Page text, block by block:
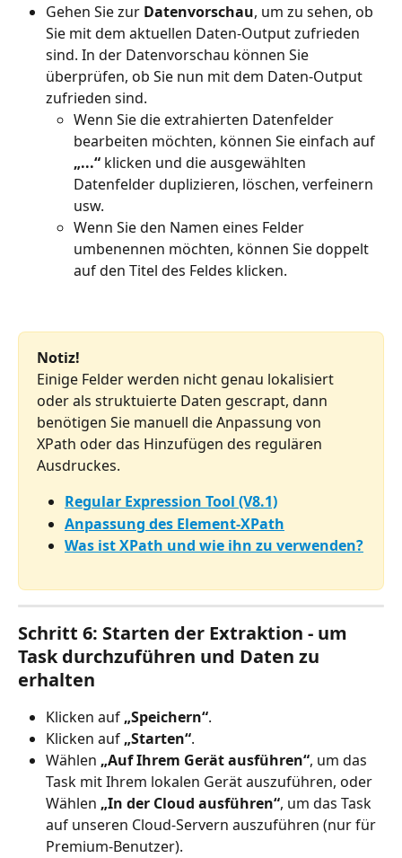
Gehen Sie zur Datenvorschau, um zu sehen, ob
Sie mit dem aktuellen Daten-Output zufrieden
sind. In der Datenvorschau können Sie
überprüfen, ob Sie nun mit dem Daten-Output
zufrieden sind.
Wenn Sie die extrahierten Datenfelder
bearbeiten möchten, können Sie einfach auf
„...“ klicken und die ausgewählten
Datenfelder duplizieren, löschen, verfeinern
usw.
Wenn Sie den Namen eines Felder
umbenennen möchten, können Sie doppelt
auf den Titel des Feldes klicken.
Notiz!
Einige Felder werden nicht genau lokalisiert
oder als struktuierte Daten gescrapt, dann
benötigen Sie manuell die Anpassung von
XPath oder das Hinzufügen des regulären
Ausdruckes.
Regular Expression Tool (V8.1)
Anpassung des Element-XPath
Was ist XPath und wie ihn zu verwenden?
Schritt 6: Starten der Extraktion - um
Task durchzuführen und Daten zu
erhalten
Klicken auf „Speichern“.
Klicken auf „Starten“.
Wählen „Auf Ihrem Gerät ausführen“, um das
Task mit Ihrem lokalen Gerät auszuführen, oder
Wählen „In der Cloud ausführen“, um das Task
auf unseren Cloud-Servern auszuführen (nur für
Premium-Benutzer).